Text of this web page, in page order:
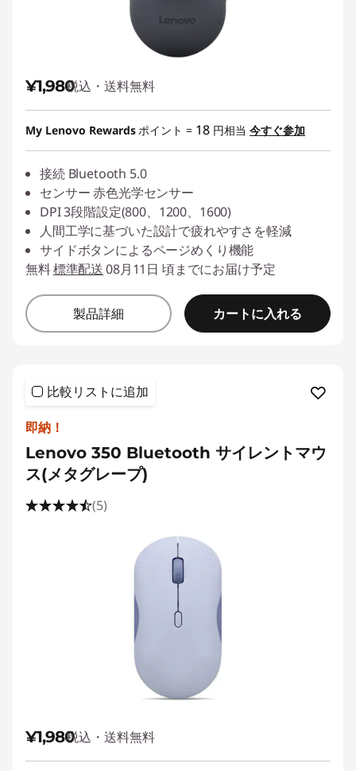
¥1,980税込・送料無料
My Lenovo Rewardsポイント = 18 円相当 今すぐ参加
接続 Bluetooth 5.0
センサー 赤色光学センサー
DPI 3段階設定(800、1200、1600)
人間工学に基づいた設計で疲れやすさを軽減
サイドボタンによるページめくり機能
無料標準配送08月11日 頃までにお届け予定
製品詳細 カートに入れる
比較リストに追加
即納！
Lenovo 350 Bluetooth サイレントマウ
ス(メタグレープ)
(5)
¥1,980税込・送料無料